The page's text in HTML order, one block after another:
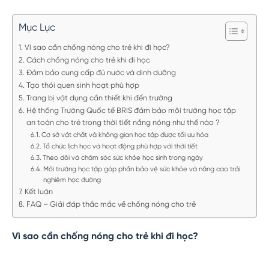
Mục Lục
Vì sao cần chống nóng cho trẻ khi đi học?
Cách chống nóng cho trẻ khi đi học
Đảm bảo cung cấp đủ nước và dinh dưỡng
Tạo thói quen sinh hoạt phù hợp
Trang bị vật dụng cần thiết khi đến trường
Hệ thống Trường Quốc tế BRIS đảm bảo môi trường học tập
an toàn cho trẻ trong thời tiết nắng nóng như thế nào ?
Cơ sở vật chất và không gian học tập được tối ưu hóa
Tổ chức lịch học và hoạt động phù hợp với thời tiết
Theo dõi và chăm sóc sức khỏe học sinh trong ngày
Môi trường học tập góp phần bảo vệ sức khỏe và nâng cao trải
nghiệm học đường
Kết luận
FAQ – Giải đáp thắc mắc về chống nóng cho trẻ
Vì sao cần chống nóng cho trẻ khi đi học?